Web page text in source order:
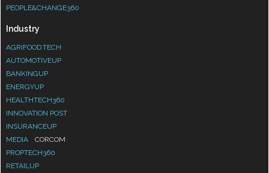
PEOPLE&CHANGE360
Industry
AGRIFOOD.TECH
AUTOMOTIVEUP
BANKINGUP
ENERGYUP
HEALTHTECH360
INNOVATION POST
INSURANCEUP
MEDIA
CORCOM
PROPTECH360
RETAILUP